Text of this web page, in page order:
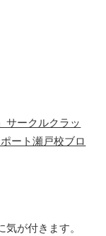
サークルクラッ
ート瀬戸校ブロ
が付きます。